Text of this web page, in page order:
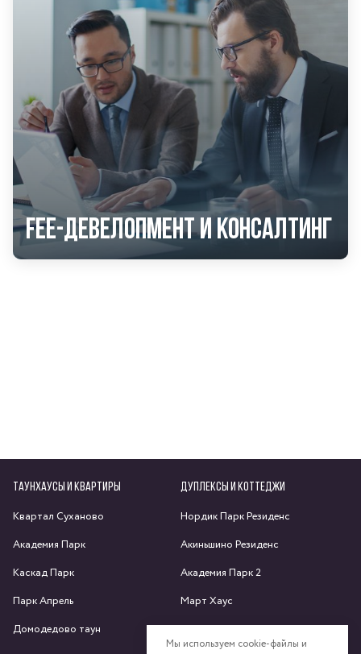
Мы используем cookie-файлы и
Fee-девелопмент и консалтинг
ТАУНХАУСЫ И КВАРТИРЫ
Квартал Суханово
Академия Парк
Каскад Парк
Парк Апрель
Домодедово таун
ДУПЛЕКСЫ И КОТТЕДЖИ
Нордик Парк Резиденс
Акиньшино Резиденс
Академия Парк 2
Март Хаус
Яхрома парк